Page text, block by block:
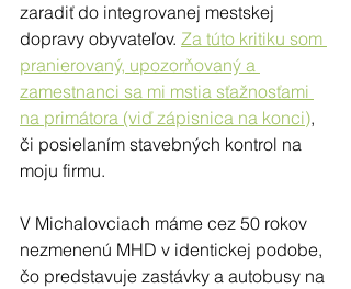
zaradiť do integrovanej mestskej
dopravy obyvateľov. Za túto kritiku som
pranierovaný, upozorňovaný a
zamestnanci sa mi mstia sťažnosťami
na primátora (viď zápisnica na konci),
či posielaním stavebných kontrol na
moju firmu.
V Michalovciach máme cez 50 rokov
nezmenenú MHD v identickej podobe,
čo predstavuje zastávky a autobusy na